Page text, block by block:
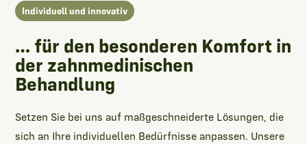
Individuell und innovativ
… für den besonderen Komfort in
der zahnmedinischen
Behandlung
Setzen Sie bei uns auf maßgeschneiderte Lösungen, die
sich an Ihre individuellen Bedürfnisse anpassen. Unsere